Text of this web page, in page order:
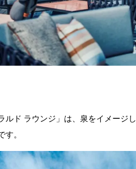
ルド ラウンジ」は、泉をイメージ
す。